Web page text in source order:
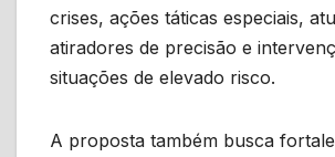
crises, ações táticas especiais,
atiradores de precisão e
situações de elevado risco.
A proposta também busca